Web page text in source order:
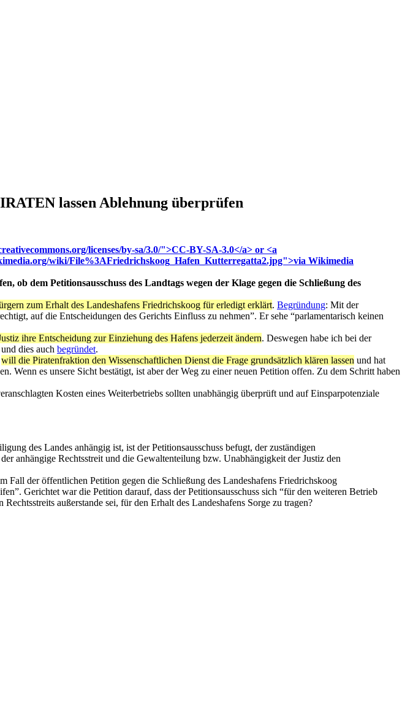
lassen Ablehnung überprüfen
dem Petitionsausschuss des Landtags wegen der Klage gegen die Schließung des
zum Erhalt des Landeshafens Friedrichskoog für erledigt erklärt. Begründung: Mit der
auf die Entscheidungen des Gerichts Einfluss zu nehmen”. Er sehe “parlamentarisch keinen
ihre Entscheidung zur Einziehung des Hafens jederzeit ändern. Deswegen habe ich bei der
dies auch begründet.
will die Piratenfraktion den Wissenschaftlichen Dienst die Frage grundsätzlich klären lassen und hat
Wenn es unsere Sicht bestätigt, ist aber der Weg zu einer neuen Petition offen. Zu dem Schritt haben
Kosten eines Weiterbetriebs sollten unabhängig überprüft und auf Einsparpotenziale
des Landes anhängig ist, ist der Petitionsausschuss befugt, der zuständigen
anhängige Rechtsstreit und die Gewaltenteilung bzw. Unabhängigkeit der Justiz den
Fall der öffentlichen Petition gegen die Schließung des Landeshafens Friedrichskoog
Gerichtet war die Petition darauf, dass der Petitionsausschuss sich “für den weiteren Betrieb
außerstande sei, für den Erhalt des Landeshafens Sorge zu tragen?